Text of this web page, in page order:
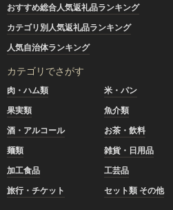
おすすめ総合人気返礼品ランキング
カテゴリ別人気返礼品ランキング
人気自治体ランキング
カテゴリでさがす
肉・ハム類 米・パン
果実類
魚介類
酒・アルコール
お茶・飲料
麺類
雑貨・日用品
加工食品
工芸品
旅行・チケット
セット類 その他